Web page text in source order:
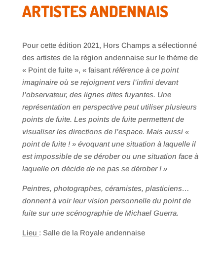
ARTISTES ANDENNAIS
Pour cette édition 2021, Hors Champs a sélectionné
des artistes de la région andennaise sur le thème de
« Point de fuite », « faisantréférence à ce point
imaginaire où se rejoignent vers l’infini devant
l’observateur, des lignes dites fuyantes. Une
représentation en perspective peut utiliser plusieurs
points de fuite. Les points de fuite permettent de
visualiser les directions de l’espace. Mais aussi «
point de fuite ! » évoquant une situation à laquelle il
est impossible de se dérober ou une situation face à
laquelle on décide de ne pas se dérober ! »
Peintres, photographes, céramistes, plasticiens…
donnent à voir leur vision personnelle du point de
fuite sur une scénographie de Michael Guerra.
Lieu : Salle de la Royale andennaise